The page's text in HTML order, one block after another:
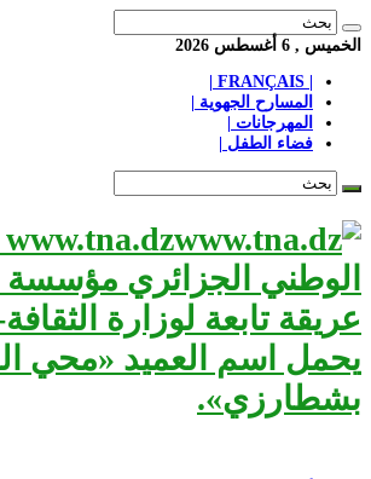
الخميس , 6 أغسطس 2026
المسارح الجهوية |
المهرجانات |
فضاء الطفل |
الوطني الجزائري مؤسسة
عريقة تابعة لوزارة
يحمل اسم العميد «محي
بشطارزي».